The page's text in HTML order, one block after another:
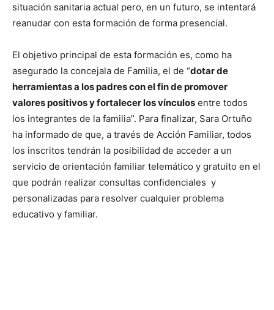
situación sanitaria actual pero, en un futuro, se intentará
reanudar con esta formación de forma presencial.
El objetivo principal de esta formación es, como ha
asegurado la concejala de Familia, el de “dotar de
herramientas a los padres con el fin de promover
valores positivos y fortalecer los vínculos entre todos
los integrantes de la familia”. Para finalizar, Sara Ortuño
ha informado de que, a través de Acción Familiar, todos
los inscritos tendrán la posibilidad de acceder a un
servicio de orientación familiar telemático y gratuito en el
que podrán realizar consultas confidenciales y
personalizadas para resolver cualquier problema
educativo y familiar.